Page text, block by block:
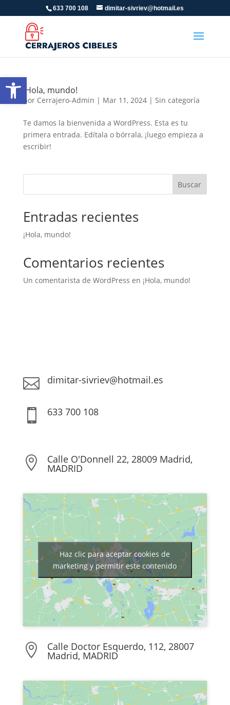
Abrir barra de herramientas
633 700 108 dimitar-sivriev@hotmail.es
¡Hola, mundo!
por Cerrajero-Admin | Mar 11, 2024| Sin categoría
Te damos la bienvenida a WordPress. Esta es tu
primera entrada. Edítala o bórrala, ¡luego empieza a
escribir!
Buscar
Entradas recientes
¡Hola, mundo!
Comentarios recientes
Un comentarista de WordPress en ¡Hola, mundo!
 dimitar-sivriev@hotmail.es
 633 700 108
 Calle O'Donnell 22, 28009 Madrid,
MADRID
Haz clic para aceptar cookies de
marketing y permitir este contenido
 Calle Doctor Esquerdo, 112, 28007
Madrid, MADRID